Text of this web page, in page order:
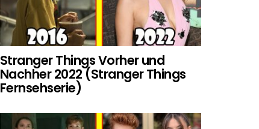
Stranger Things Vorher und
Nachher 2022 (Stranger Things
Fernsehserie)